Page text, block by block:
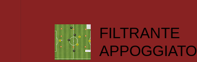
FILTRANTE
APPOGGIATO